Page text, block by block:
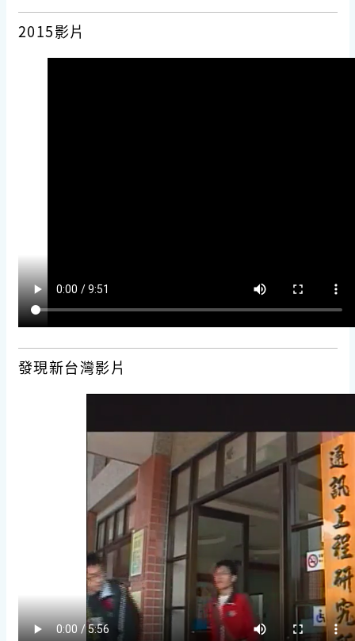
2015影片
發現新台灣影片